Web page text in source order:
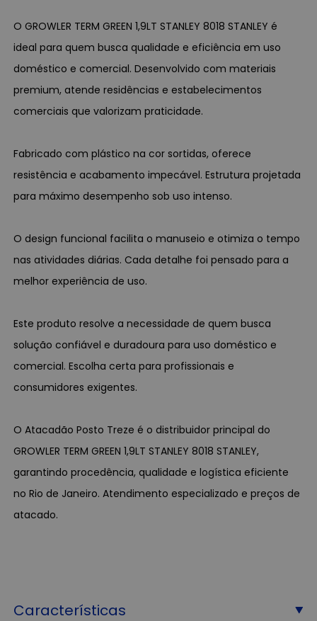
O GROWLER TERM GREEN 1,9LT STANLEY 8018 STANLEY é
ideal para quem busca qualidade e eficiência em uso
doméstico e comercial. Desenvolvido com materiais
premium, atende residências e estabelecimentos
comerciais que valorizam praticidade.
Fabricado com plástico na cor sortidas, oferece
resistência e acabamento impecável. Estrutura projetada
para máximo desempenho sob uso intenso.
O design funcional facilita o manuseio e otimiza o tempo
nas atividades diárias. Cada detalhe foi pensado para a
melhor experiência de uso.
Este produto resolve a necessidade de quem busca
solução confiável e duradoura para uso doméstico e
comercial. Escolha certa para profissionais e
consumidores exigentes.
O Atacadão Posto Treze é o distribuidor principal do
GROWLER TERM GREEN 1,9LT STANLEY 8018 STANLEY,
garantindo procedência, qualidade e logística eficiente
no Rio de Janeiro. Atendimento especializado e preços de
atacado.
Características